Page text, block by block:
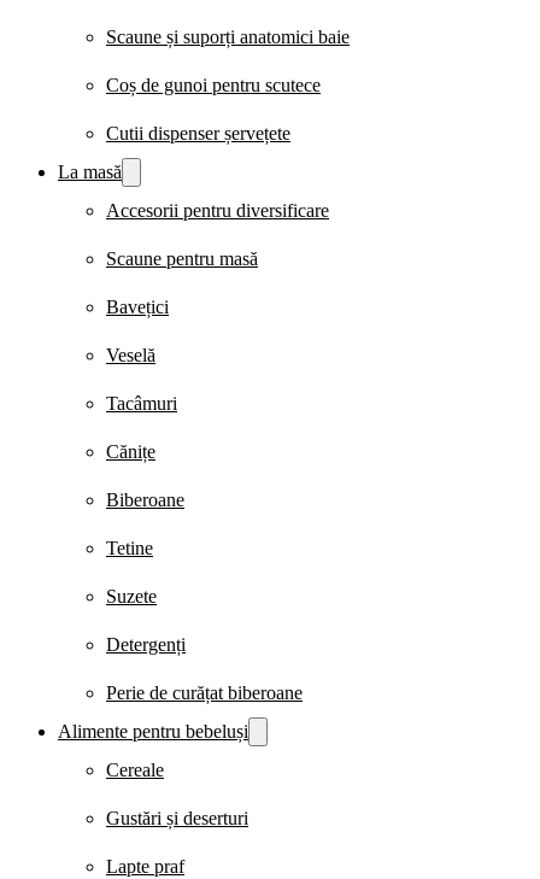
Scaune și suporți anatomici baie
Coș de gunoi pentru scutece
Cutii dispenser șervețete
La masă
Accesorii pentru diversificare
Scaune pentru masă
Bavețici
Veselă
Tacâmuri
Cănițe
Biberoane
Tetine
Suzete
Detergenți
Perie de curățat biberoane
Alimente pentru bebeluși
Cereale
Gustări și deserturi
Lapte praf